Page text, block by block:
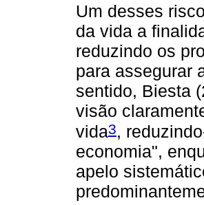
Um desses
da vida a
reduzindo os
para assegurar
sentido, Biesta
visão
vida3,
economia",
apelo